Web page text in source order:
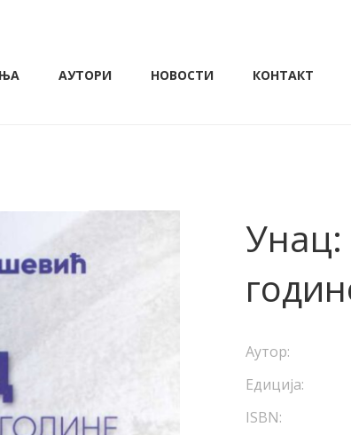
АУТОРИ НОВОСТИ КОНТАКТ
Унац:
Аутор:
Едиција:
ISBN: